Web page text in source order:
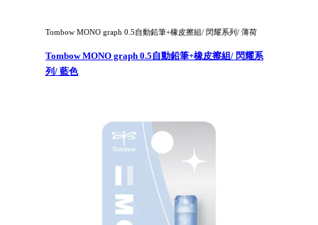
Tombow MONO graph 0.5自動鉛筆+橡皮擦組/ 閃耀系列/ 薄荷
Tombow MONO graph 0.5自動鉛筆+橡皮擦組/ 閃耀系
列/ 藍色